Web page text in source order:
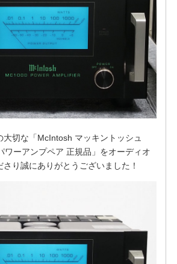
大切な「McIntosh マッキントッシュ
ワーアンプペア 正規品」をオーディオ
り誠にありがとうございました！